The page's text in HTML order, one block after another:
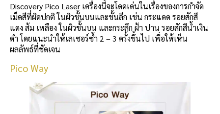
Discovery Pico Laser เครื่องนี้จะโดดเด่นในเรื่องของการกำจัด
เม็ดสีที่ผิดปกติ ในผิวชั้นบนและชั้นลึก เช่น กระแดด รอยสักสี
แดง ส้ม เหลือง ในผิวชั้นบน และกระลึก ฝ้า ปาน รอยสักสีน้ำเงิน
ดำ โดยแนะนำให้เลเซอร์ซ้ำ 2 – 3 ครั้งขึ้นไป เพื่อให้เห็น
ผลลัพธ์ที่ชัดเจน
Pico Way